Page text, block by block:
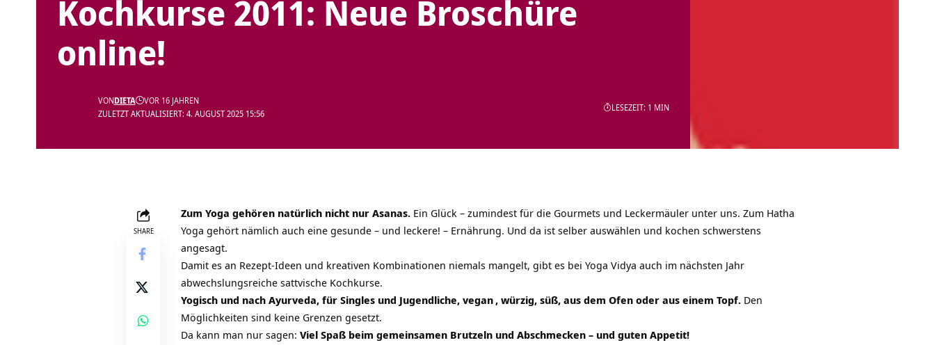
Kochkurse 2011: Neue Broschüre
online!
ZULETZT AKTUALISIERT: 4. AUGUST 2025 15:56
VONDIETA VOR 16 JAHREN
LESEZEIT: 1 MIN
SHARE
Zum Yoga gehören natürlich nicht nur Asanas. Ein Glück – zumindest für die Gourmets und Leckermäuler unter uns. Zum Hatha
Yoga gehört nämlich auch eine gesunde – und leckere! – Ernährung. Und da ist selber auswählen und kochen schwerstens
angesagt.
Damit es an Rezept-Ideen und kreativen Kombinationen niemals mangelt, gibt es bei Yoga Vidya auch im nächsten Jahr
abwechslungsreiche sattvische Kochkurse.
Yogisch und nach Ayurveda, für Singles und Jugendliche, vegan, würzig, süß, aus dem Ofen oder aus einem Topf. Den
Möglichkeiten sind keine Grenzen gesetzt.
Da kann man nur sagen: Viel Spaß beim gemeinsamen Brutzeln und Abschmecken – und guten Appetit!